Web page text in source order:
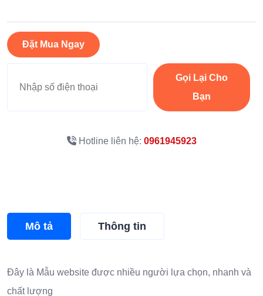
Đặt Mua Ngay
Gọi Lại Cho
Bạn
Hotline liên hệ: 0961945923
Mô tả Thông tin
Đây là Mẫu website được nhiều người lựa chọn, nhanh và
chất lượng